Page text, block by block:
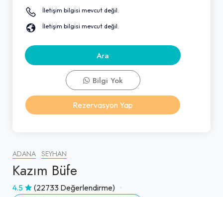
ADANA SEYHAN
Kazım Büfe
4.5 (22733 Değerlendirme)
İletişim bilgisi mevcut değil.
İletişim bilgisi mevcut değil.
Ara
Bilgi Yok
Rezervasyon Yap